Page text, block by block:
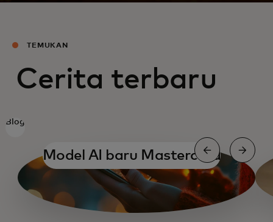
TEMUKAN
Cerita terbaru
Blog
Model AI baru Mastercard